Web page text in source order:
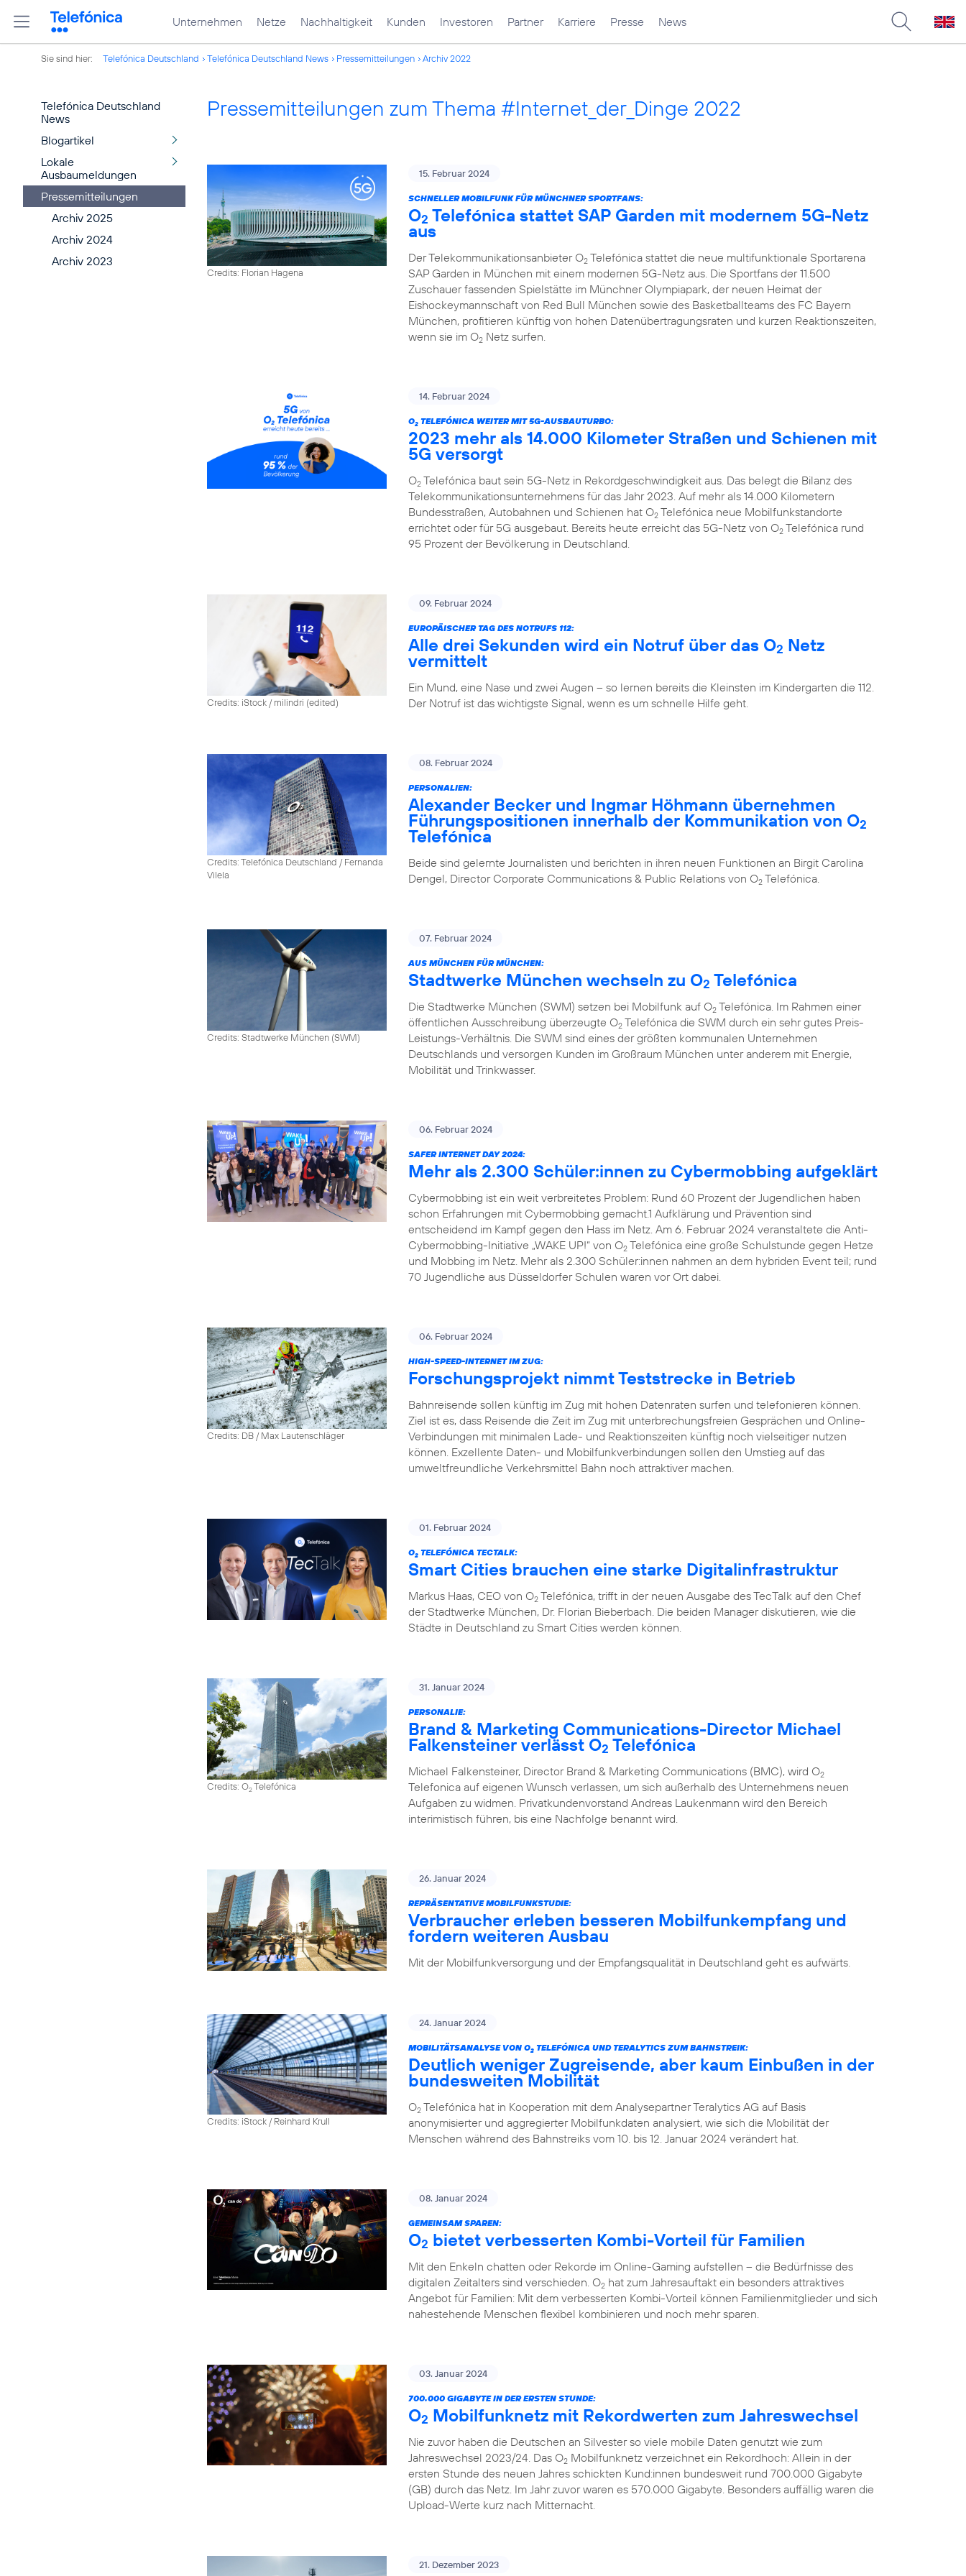
Unternehmen Netze Nachhaltigkeit Kunden Investoren Partner Karriere Presse News
Sie sind hier: Telefónica Deutschland Telefónica Deutschland News Pressemitteilungen Archiv 2022
Telefónica Deutschland
News
Blogartikel
Lokale
Ausbaumeldungen
Pressemitteilungen
Archiv 2025
Archiv 2024
Archiv 2023
Pressemitteilungen zum Thema #Internet_der_Dinge 2022
Credits: Florian Hagena
15. Februar 2024
SCHNELLER MOBILFUNK FÜR MÜNCHNER SPORTFANS:
O2 Telefónica stattet SAP Garden mit modernem 5G-Netz
aus
Der Telekommunikationsanbieter O2 Telefónica stattet die neue multifunktionale Sportarena
SAP Garden in München mit einem modernen 5G-Netz aus. Die Sportfans der 11.500
Zuschauer fassenden Spielstätte im Münchner Olympiapark, der neuen Heimat der
Eishockeymannschaft von Red Bull München sowie des Basketballteams des FC Bayern
München, profitieren künftig von hohen Datenübertragungsraten und kurzen Reaktionszeiten,
wenn sie im O2 Netz surfen.
14. Februar 2024
O2 TELEFÓNICA WEITER MIT 5G-AUSBAUTURBO:
2023 mehr als 14.000 Kilometer Straßen und Schienen mit
5G versorgt
O2 Telefónica baut sein 5G-Netz in Rekordgeschwindigkeit aus. Das belegt die Bilanz des
Telekommunikationsunternehmens für das Jahr 2023. Auf mehr als 14.000 Kilometern
Bundesstraßen, Autobahnen und Schienen hat O2 Telefónica neue Mobilfunkstandorte
errichtet oder für 5G ausgebaut. Bereits heute erreicht das 5G-Netz von O2 Telefónica rund
95 Prozent der Bevölkerung in Deutschland.
Credits: iStock / milindri (edited)
09. Februar 2024
EUROPÄISCHER TAG DES NOTRUFS 112:
Alle drei Sekunden wird ein Notruf über das O2 Netz
vermittelt
Ein Mund, eine Nase und zwei Augen – so lernen bereits die Kleinsten im Kindergarten die 112.
Der Notruf ist das wichtigste Signal, wenn es um schnelle Hilfe geht.
Credits: Telefónica Deutschland / Fernanda
Vilela
08. Februar 2024
PERSONALIEN:
Alexander Becker und Ingmar Höhmann übernehmen
Führungspositionen innerhalb der Kommunikation von O2
Telefónica
Beide sind gelernte Journalisten und berichten in ihren neuen Funktionen an Birgit Carolina
Dengel, Director Corporate Communications & Public Relations von O2 Telefónica.
Credits: Stadtwerke München (SWM)
07. Februar 2024
AUS MÜNCHEN FÜR MÜNCHEN:
Stadtwerke München wechseln zu O2 Telefónica
Die Stadtwerke München (SWM) setzen bei Mobilfunk auf O2 Telefónica. Im Rahmen einer
öffentlichen Ausschreibung überzeugte O2 Telefónica die SWM durch ein sehr gutes Preis-
Leistungs-Verhältnis. Die SWM sind eines der größten kommunalen Unternehmen
Deutschlands und versorgen Kunden im Großraum München unter anderem mit Energie,
Mobilität und Trinkwasser.
06. Februar 2024
SAFER INTERNET DAY 2024:
Mehr als 2.300 Schüler:innen zu Cybermobbing aufgeklärt
Cybermobbing ist ein weit verbreitetes Problem: Rund 60 Prozent der Jugendlichen haben
schon Erfahrungen mit Cybermobbing gemacht.1 Aufklärung und Prävention sind
entscheidend im Kampf gegen den Hass im Netz. Am 6. Februar 2024 veranstaltete die Anti-
Cybermobbing-Initiative „WAKE UP!“ von O2 Telefónica eine große Schulstunde gegen Hetze
und Mobbing im Netz. Mehr als 2.300 Schüler:innen nahmen an dem hybriden Event teil; rund
70 Jugendliche aus Düsseldorfer Schulen waren vor Ort dabei.
Credits: DB / Max Lautenschläger
06. Februar 2024
HIGH-SPEED-INTERNET IM ZUG:
Forschungsprojekt nimmt Teststrecke in Betrieb
Bahnreisende sollen künftig im Zug mit hohen Datenraten surfen und telefonieren können.
Ziel ist es, dass Reisende die Zeit im Zug mit unterbrechungsfreien Gesprächen und Online-
Verbindungen mit minimalen Lade- und Reaktionszeiten künftig noch vielseitiger nutzen
können. Exzellente Daten- und Mobilfunkverbindungen sollen den Umstieg auf das
umweltfreundliche Verkehrsmittel Bahn noch attraktiver machen.
01. Februar 2024
O2 TELEFÓNICA TECTALK:
Smart Cities brauchen eine starke Digitalinfrastruktur
Markus Haas, CEO von O2 Telefónica, trifft in der neuen Ausgabe des TecTalk auf den Chef
der Stadtwerke München, Dr. Florian Bieberbach. Die beiden Manager diskutieren, wie die
Städte in Deutschland zu Smart Cities werden können.
Credits: O2Telefónica
31. Januar 2024
PERSONALIE:
Brand & Marketing Communications-Director Michael
Falkensteiner verlässt O2 Telefónica
Michael Falkensteiner, Director Brand & Marketing Communications (BMC), wird O2
Telefonica auf eigenen Wunsch verlassen, um sich außerhalb des Unternehmens neuen
Aufgaben zu widmen. Privatkundenvorstand Andreas Laukenmann wird den Bereich
interimistisch führen, bis eine Nachfolge benannt wird.
26. Januar 2024
REPRÄSENTATIVE MOBILFUNKSTUDIE:
Verbraucher erleben besseren Mobilfunkempfang und
fordern weiteren Ausbau
Mit der Mobilfunkversorgung und der Empfangsqualität in Deutschland geht es aufwärts.
Credits: iStock / Reinhard Krull
24. Januar 2024
MOBILITÄTSANALYSE VON O2 TELEFÓNICA UND TERALYTICS ZUM BAHNSTREIK:
Deutlich weniger Zugreisende, aber kaum Einbußen in der
bundesweiten Mobilität
O2 Telefónica hat in Kooperation mit dem Analysepartner Teralytics AG auf Basis
anonymisierter und aggregierter Mobilfunkdaten analysiert, wie sich die Mobilität der
Menschen während des Bahnstreiks vom 10. bis 12. Januar 2024 verändert hat.
08. Januar 2024
GEMEINSAM SPAREN:
O2 bietet verbesserten Kombi-Vorteil für Familien
Mit den Enkeln chatten oder Rekorde im Online-Gaming aufstellen – die Bedürfnisse des
digitalen Zeitalters sind verschieden. O2 hat zum Jahresauftakt ein besonders attraktives
Angebot für Familien: Mit dem verbesserten Kombi-Vorteil können Familienmitglieder und sich
nahestehende Menschen flexibel kombinieren und noch mehr sparen.
03. Januar 2024
700.000 GIGABYTE IN DER ERSTEN STUNDE:
O2 Mobilfunknetz mit Rekordwerten zum Jahreswechsel
Nie zuvor haben die Deutschen an Silvester so viele mobile Daten genutzt wie zum
Jahreswechsel 2023/24. Das O2 Mobilfunknetz verzeichnet ein Rekordhoch: Allein in der
ersten Stunde des neuen Jahres schickten Kund:innen bundesweit rund 700.000 Gigabyte
(GB) durch das Netz. Im Jahr zuvor waren es 570.000 Gigabyte. Besonders auffällig waren die
Upload-Werte kurz nach Mitternacht.
21. Dezember 2023